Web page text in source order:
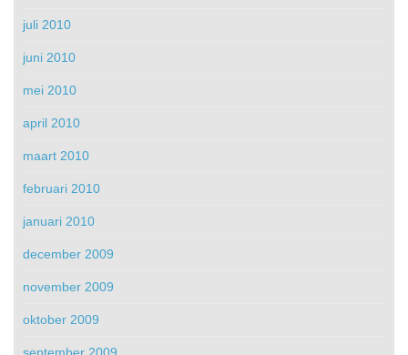
juli 2010
juni 2010
mei 2010
april 2010
maart 2010
februari 2010
januari 2010
december 2009
november 2009
oktober 2009